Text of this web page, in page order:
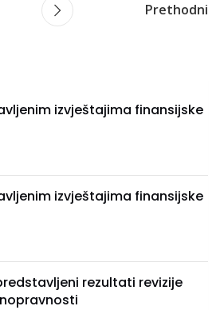
Prethodni
izvještajima finansijske
izvještajima finansijske
rezultati revizije